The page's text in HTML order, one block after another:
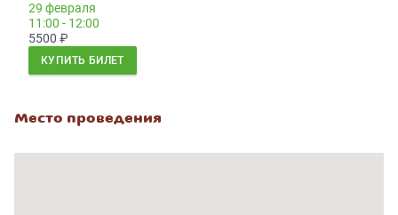
29 февраля
11:00 - 12:00
5500 ₽
КУПИТЬ БИЛЕТ
Место проведения